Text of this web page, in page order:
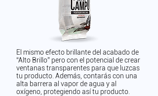
El mismo efecto brillante del acabado de
“Alto Brillo” pero con el potencial de crear
ventanas transparentes para que luzcas
tu producto. Además, contarás con una
alta barrera al vapor de agua y al
oxígeno, protegiendo así tu producto.